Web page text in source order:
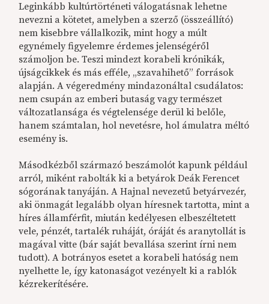
Leginkább kultúrtörténeti válogatásnak lehetne
nevezni a kötetet, amelyben a szerző (összeállító)
nem kisebbre vállalkozik, mint hogy a múlt
egynémely figyelemre érdemes jelenségéről
számoljon be. Teszi mindezt korabeli krónikák,
újságcikkek és más efféle, „szavahihető” források
alapján. A végeredmény mindazonáltal csudálatos:
nem csupán az emberi butaság vagy természet
változatlansága és végtelensége derül ki belőle,
hanem számtalan, hol nevetésre, hol ámulatra méltó
esemény is.
Másodkézből származó beszámolót kapunk például
arról, miként rabolták ki a betyárok Deák Ferencet
sógorának tanyáján. A Hajnal nevezetű betyárvezér,
aki önmagát legalább olyan híresnek tartotta, mint a
híres államférfit, miután kedélyesen elbeszéltetett
vele, pénzét, tartalék ruháját, óráját és aranytollát is
magával vitte (bár saját bevallása szerint írni nem
tudott). A botrányos esetet a korabeli hatóság nem
nyelhette le, így katonaságot vezényelt ki a rablók
kézrekerítésére.